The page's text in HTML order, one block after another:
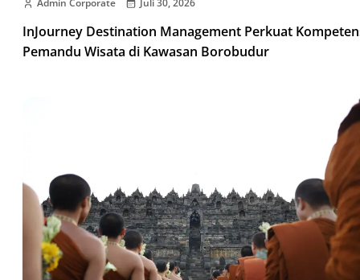
Admin Corporate Juli 30, 2026
InJourney Destination Management Perkuat
Pemandu Wisata di Kawasan Borobudur